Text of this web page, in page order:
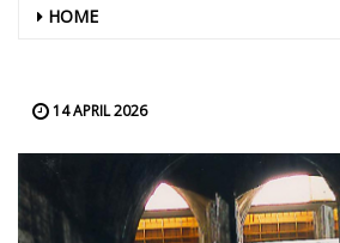
HOME
14 APRIL 2026